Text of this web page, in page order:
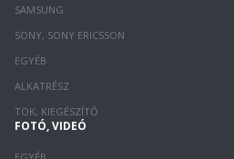
SAMSUNG
SONY, SONY ERICSSON
EGYÉB
ALKATRÉSZ
TOK, KIEGÉSZÍTŐ
FOTÓ, VIDEÓ